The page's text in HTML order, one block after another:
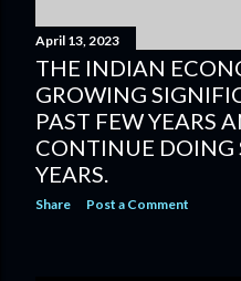
April 13, 2023
THE INDIAN
GROWING
PAST FEW YEARS
CONTINUE DOING
YEARS.
Share Post a Comment